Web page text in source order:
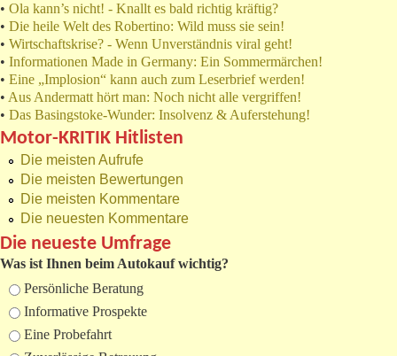
• Ola kann’s nicht! - Knallt es bald richtig kräftig?
• Die heile Welt des Robertino: Wild muss sie sein!
• Wirtschaftskrise? - Wenn Unverständnis viral geht!
• Informationen Made in Germany: Ein Sommermärchen!
• Eine „Implosion“ kann auch zum Leserbrief werden!
• Aus Andermatt hört man: Noch nicht alle vergriffen!
• Das Basingstoke-Wunder: Insolvenz & Auferstehung!
Motor-KRITIK Hitlisten
Die meisten Aufrufe
Die meisten Bewertungen
Die meisten Kommentare
Die neuesten Kommentare
Die neueste Umfrage
Was ist Ihnen beim Autokauf wichtig?
Auswahlmöglichkeiten
Persönliche Beratung
Informative Prospekte
Eine Probefahrt